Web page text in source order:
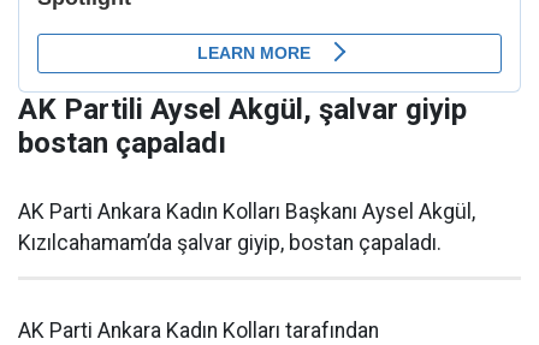
AK Partili Aysel Akgül, şalvar giyip
bostan çapaladı
AK Parti Ankara Kadın Kolları Başkanı Aysel Akgül,
Kızılcahamam’da şalvar giyip, bostan çapaladı.
AK Parti Ankara Kadın Kolları tarafından